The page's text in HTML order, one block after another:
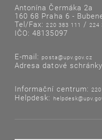
Antonína Čermáka 2a
160 68 Praha 6 -
Tel/Fax:220 383 111 /224
IČO: 48135097
E-mail: posta@upv.gov.cz
Adresa datové
Informační centrum:
Helpdesk: